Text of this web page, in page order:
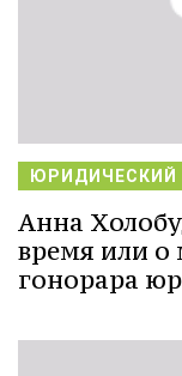
ЮРИДИЧЕСКИЙ
Анна
время или о
гонорара